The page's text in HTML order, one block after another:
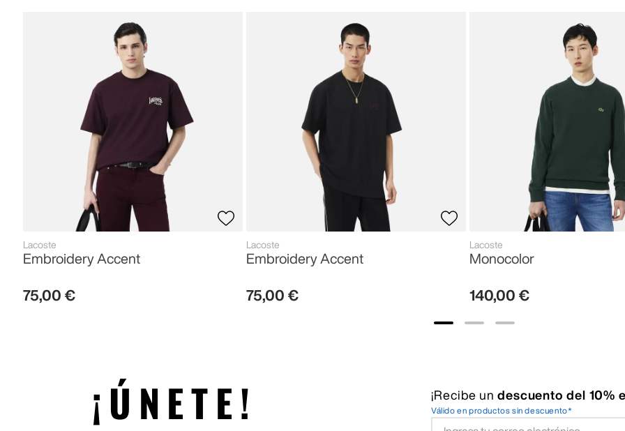
Lacoste
Embroidery Accent
75,00 €
Lacoste
Embroidery Accent
75,00 €
Lacoste
Monocolor
140,00 €
¡ÚNETE! ¡Recibe un descuento del 10%
Válido en productos sin descuento*